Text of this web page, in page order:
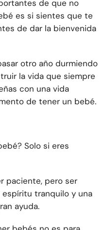
de que no
es si sientes que te
de dar la bienvenida
otro año durmiendo
la vida que siempre
con una vida
de tener un bebé.
Solo si eres
paciente, pero ser
tranquilo y una
ayuda.